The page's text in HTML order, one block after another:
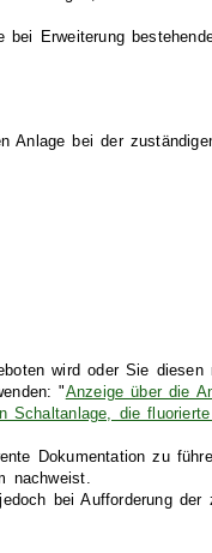
Erweiterung
Anlage bei der
wird oder Sie diesen
"Anzeige über die
Schaltanlage, die
Dokumentation zu
nachweist.
bei Aufforderung der